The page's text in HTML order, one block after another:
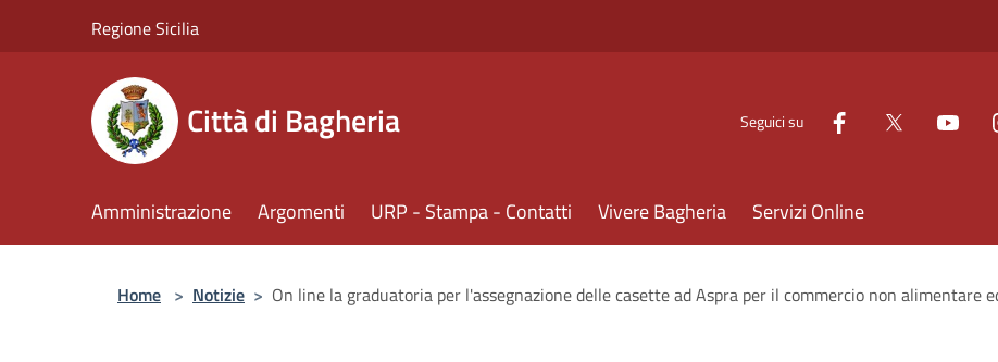
Regione Sicilia
Città di Bagheria Seguici su
Amministrazione Argomenti URP - Stampa - Contatti Vivere Bagheria Servizi Online
Home > Notizie > On line la graduatoria per l'assegnazione delle casette ad Aspra per il commercio non alimentare